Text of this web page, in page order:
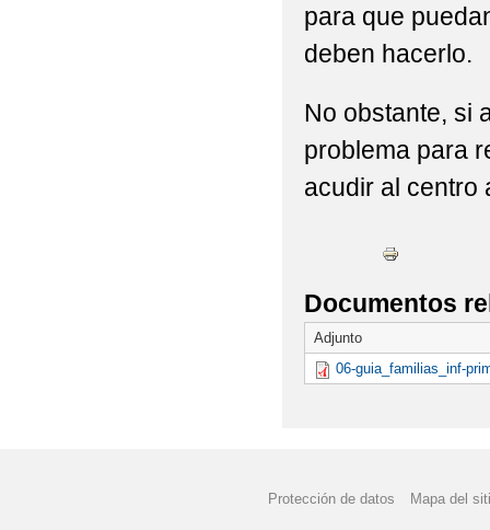
LIBROS DE TEXTO
LOS
NORMAS DE
PODA DE LOS
RESOLUCIÓN POR
SIEMPRE CON
VISITA A LA
YA TENEMOS
para que
deben hacerlo.
No obstante, si
problema para
acudir al centro
Documentos
Adjunto
06-guia_familias_inf-
Protección de datos Mapa del